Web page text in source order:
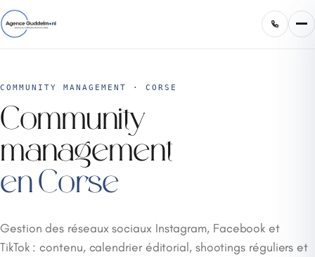
COMMUNITY MANAGEMENT · CORSE
Community
management
en Corse
Gestion des réseaux sociaux Instagram, Facebook et
TikTok : contenu, calendrier éditorial, shootings réguliers et